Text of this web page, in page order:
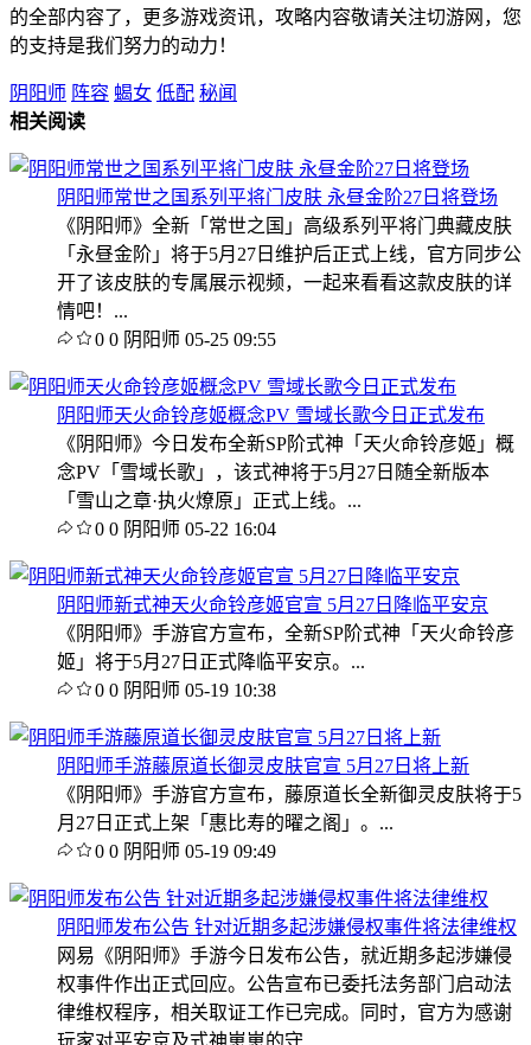
的全部内容了，更多游戏资讯，攻略内容敬请关注切游网，您
的支持是我们努力的动力！
阴阳师 阵容 蝎女 低配 秘闻
相关阅读
阴阳师常世之国系列平将门皮肤 永昼金阶27日将登场
《阴阳师》全新「常世之国」高级系列平将门典藏皮肤
「永昼金阶」将于5月27日维护后正式上线，官方同步公
开了该皮肤的专属展示视频，一起来看看这款皮肤的详
情吧！...
0 0 阴阳师 05-25 09:55
阴阳师天火命铃彦姬概念PV 雪域长歌今日正式发布
《阴阳师》今日发布全新SP阶式神「天火命铃彦姬」概
念PV「雪域长歌」，该式神将于5月27日随全新版本
「雪山之章·执火燎原」正式上线。...
0 0 阴阳师 05-22 16:04
阴阳师新式神天火命铃彦姬官宣 5月27日降临平安京
《阴阳师》手游官方宣布，全新SP阶式神「天火命铃彦
姬」将于5月27日正式降临平安京。...
0 0 阴阳师 05-19 10:38
阴阳师手游藤原道长御灵皮肤官宣 5月27日将上新
《阴阳师》手游官方宣布，藤原道长全新御灵皮肤将于5
月27日正式上架「惠比寿的曜之阁」。...
0 0 阴阳师 05-19 09:49
阴阳师发布公告 针对近期多起涉嫌侵权事件将法律维权
网易《阴阳师》手游今日发布公告，就近期多起涉嫌侵
权事件作出正式回应。公告宣布已委托法务部门启动法
律维权程序，相关取证工作已完成。同时，官方为感谢
玩家对平安京及式神崽崽的守...